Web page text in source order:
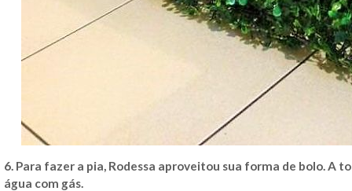
6. Para fazer a pia, Rodessa aproveitou sua forma de bolo. A
água com gás.